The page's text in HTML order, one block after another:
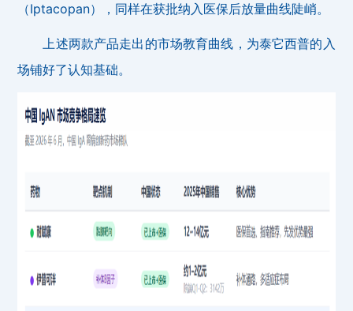
（Iptacopan），同样在获批纳入医保后放量曲线陡峭。
上述两款产品走出的市场教育曲线，为泰它西普的入
场铺好了认知基础。